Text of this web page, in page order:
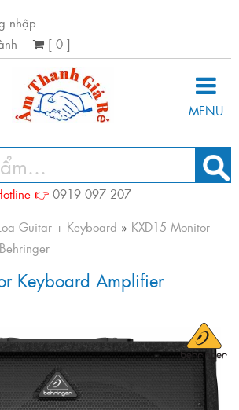
nhập
[ 0 ]
MENU
👉 0919 097 207
Guitar + Keyboard » KXD15 Monitor
Keyboard Amplifier